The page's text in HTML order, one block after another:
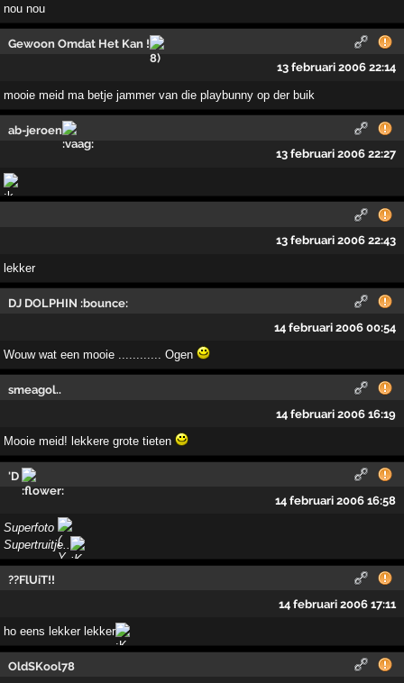
nou nou
Gewoon Omdat Het Kan !
13 februari 2006 22:14
mooie meid ma betje jammer van die playbunny op der buik
ab-jeroen
13 februari 2006 22:27
13 februari 2006 22:43
lekker
DJ DOLPHIN :bounce:
14 februari 2006 00:54
Wouw wat een mooie ............ Ogen
smeagol..
14 februari 2006 16:19
Mooie meid! lekkere grote tieten
'D
14 februari 2006 16:58
Superfoto
Supertruitje..
??FlUiT!!
14 februari 2006 17:11
ho eens lekker lekker
OldSKool78